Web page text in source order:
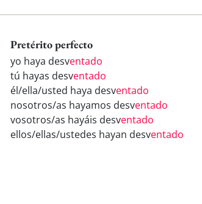
Pretérito perfecto
yo haya desventado
tú hayas desventado
él/ella/usted haya desventado
nosotros/as hayamos desventado
vosotros/as hayáis desventado
ellos/ellas/ustedes hayan desventado